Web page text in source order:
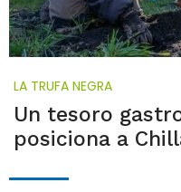
LA TRUFA NEGRA
Un tesoro
posiciona a